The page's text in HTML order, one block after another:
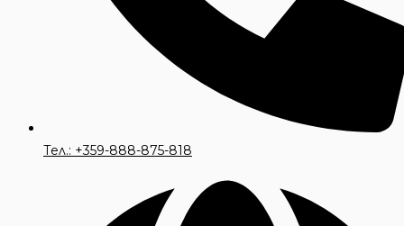
Тел.: +359-888-875-818